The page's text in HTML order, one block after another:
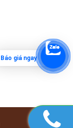
Báo giá ngay